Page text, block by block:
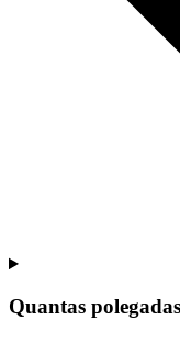
Quantas